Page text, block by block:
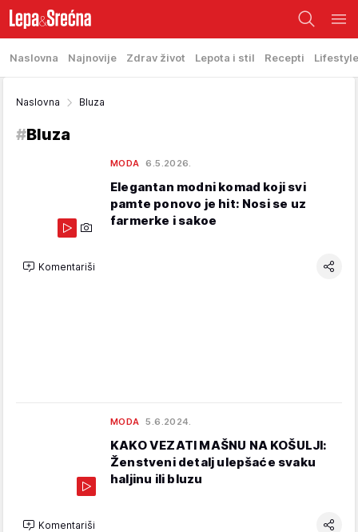
Naslovna Najnovije Zdrav život Lepota i stil Recepti Lifestyle
Naslovna Bluza
#Bluza
MODA 6.5.2026.
Elegantan modni komad koji svi
pamte ponovo je hit: Nosi se uz
farmerke i sakoe
Komentariši
MODA 5.6.2024.
KAKO VEZATI MAŠNU NA KOŠULJI:
Ženstveni detalj ulepšaće svaku
haljinu ili bluzu
Komentariši